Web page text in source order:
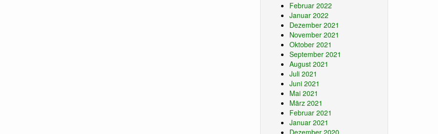
Februar 2022
Januar 2022
Dezember 2021
November 2021
Oktober 2021
September 2021
August 2021
Juli 2021
Juni 2021
Mai 2021
März 2021
Februar 2021
Januar 2021